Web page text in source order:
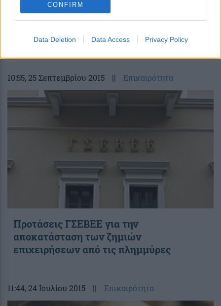
CONFIRM
Data Deletion Data Access Privacy Policy
ΓΣΕΒΕΕ: Πλήγμα για την
αύξηση ΦΠΑ. 6%- 10% σε άλλες χώρες
10:55, 25 Σεπτεμβρίου 2015 || Επικαιρότητα
Προτάσεις ΓΣΕΒΕΕ για την
αποκατάσταση των ζημιών
επιχειρήσεων από τις πλημμύρες
11:44, 24 Ιουλίου 2015 || Επικαιρότητα